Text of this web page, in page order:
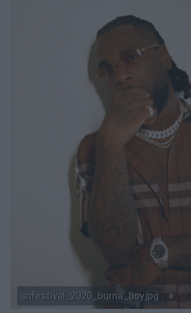
snfestival_2020_burna_boy.jpg